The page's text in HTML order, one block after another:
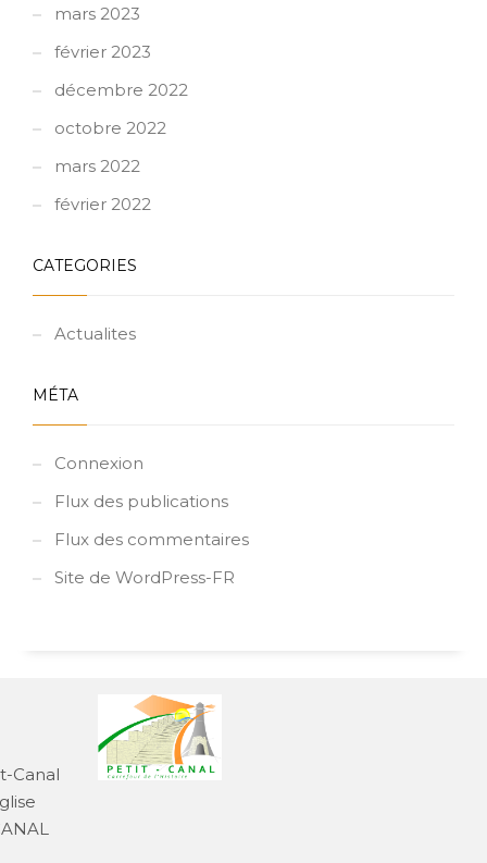
mars 2023
février 2023
décembre 2022
octobre 2022
mars 2022
février 2022
CATEGORIES
Actualites
MÉTA
Connexion
Flux des publications
Flux des commentaires
Site de WordPress-FR
Canal